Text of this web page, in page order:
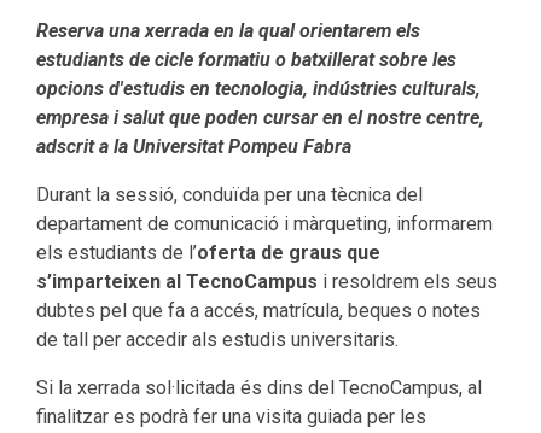
Reserva una xerrada en la qual orientarem els
estudiants de cicle formatiu o batxillerat sobre les
opcions d'estudis en tecnologia, indústries culturals,
empresa i salut que poden cursar en el nostre centre,
adscrit a la Universitat Pompeu Fabra
Durant la sessió, conduïda per una tècnica del
departament de comunicació i màrqueting, informarem
els estudiants de l’oferta de graus que
s’imparteixen al TecnoCampus i resoldrem els seus
dubtes pel que fa a accés, matrícula, beques o notes
de tall per accedir als estudis universitaris.
Si la xerrada sol·licitada és dins del TecnoCampus, al
finalitzar es podrà fer una visita guiada per les